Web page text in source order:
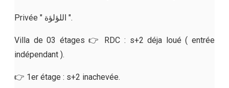
Privée " اللؤلؤة ".
Villa de 03 étages 👉 RDC : s+2 déja loué ( entrée
indépendant ).
👉 1er étage : s+2 inachevée.